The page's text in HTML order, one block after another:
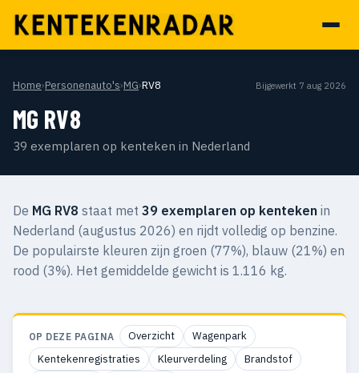
Home›Personenauto's›MG›RV8 Bijgewerkt 7 aug 2026
MG RV8
39 exemplaren op kenteken in Nederland
De MG RV8 staat met 39 exemplaren op kenteken in
Nederland (augustus 2026) en rijdt volledig op benzine.
De populairste kleuren zijn groen (77%), blauw (21%) en
rood (3%). Het gemiddelde gewicht is 1.116 kg.
OP DEZE PAGINA Overzicht
Wagenpark
Kentekenregistraties
Kleurverdeling
Brandstof